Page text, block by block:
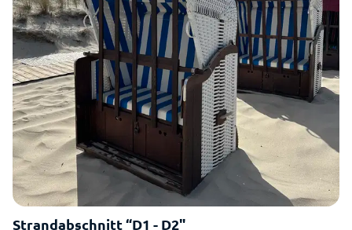
Strandabschnitt “D1 - D2"